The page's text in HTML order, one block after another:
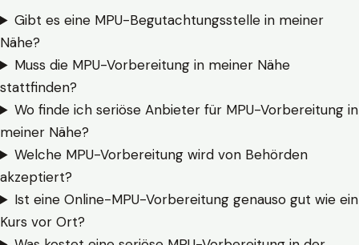
Gibt es eine MPU-Begutachtungsstelle in meiner
Nähe?
Muss die MPU-Vorbereitung in meiner Nähe
stattfinden?
Wo finde ich seriöse Anbieter für MPU-Vorbereitung in
meiner Nähe?
Welche MPU-Vorbereitung wird von Behörden
akzeptiert?
Ist eine Online-MPU-Vorbereitung genauso gut wie ein
Kurs vor Ort?